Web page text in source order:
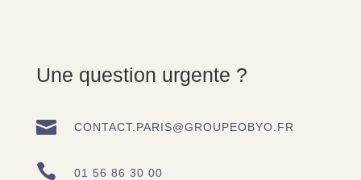
Une question urgente ?
 CONTACT.PARIS@GROUPEOBYO.FR
 01 56 86 30 00